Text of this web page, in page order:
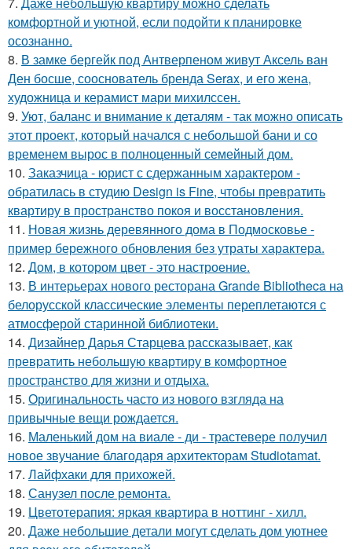
комфортной и уютной, если подойти к планировке
осознанно.
8. В замке бергейк под Антверпеном живут Аксель ван
Ден босше, сооснователь бренда Serax, и его жена,
художница и керамист мари михилссен.
9. Уют, баланс и внимание к деталям - так можно описать
этот проект, который начался с небольшой бани и со
временем вырос в полноценный семейный дом.
10. Заказчица - юрист с сдержанным характером -
обратилась в студию Design is Fine, чтобы превратить
квартиру в пространство покоя и восстановления.
11. Новая жизнь деревянного дома в Подмосковье -
пример бережного обновления без утраты характера.
12. Дом, в котором цвет - это настроение.
13. В интерьерах нового ресторана Grande Bibliotheca на
белорусской классические элементы переплетаются с
атмосферой старинной библиотеки.
14. Дизайнер Дарья Старцева рассказывает, как
превратить небольшую квартиру в комфортное
пространство для жизни и отдыха.
15. Оригинальность часто из нового взгляда на
привычные вещи рождается.
16. Маленький дом на виале - ди - трастевере получил
новое звучание благодаря архитекторам Studiotamat.
17. Лайфхаки для прихожей.
18. Санузел после ремонта.
19. Цветотерапия: яркая квартира в ноттинг - хилл.
20. Даже небольшие детали могут сделать дом уютнее